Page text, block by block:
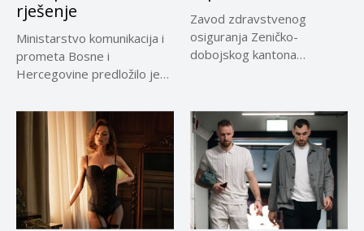
rješenje
Ministarstvo komunikacija i
prometa Bosne i
Hercegovine predložilo je
privremeno...
Zavod zdravstvenog
osiguranja Zeničko-
dobojskog kantona